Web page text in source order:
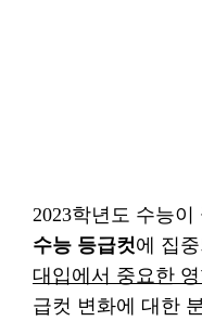
2023학년도 수능
수능 등급컷에 집
대입에서 중요한
급컷 변화에 대한